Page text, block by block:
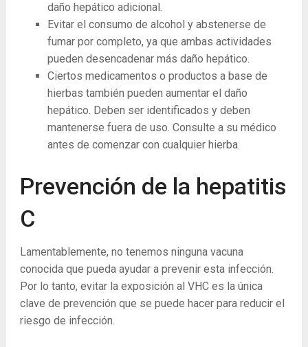
daño hepático adicional.
Evitar el consumo de alcohol y abstenerse de
fumar por completo, ya que ambas actividades
pueden desencadenar más daño hepático.
Ciertos medicamentos o productos a base de
hierbas también pueden aumentar el daño
hepático. Deben ser identificados y deben
mantenerse fuera de uso. Consulte a su médico
antes de comenzar con cualquier hierba.
Prevención de la hepatitis
C
Lamentablemente, no tenemos ninguna vacuna
conocida que pueda ayudar a prevenir esta infección.
Por lo tanto, evitar la exposición al VHC es la única
clave de prevención que se puede hacer para reducir el
riesgo de infección.